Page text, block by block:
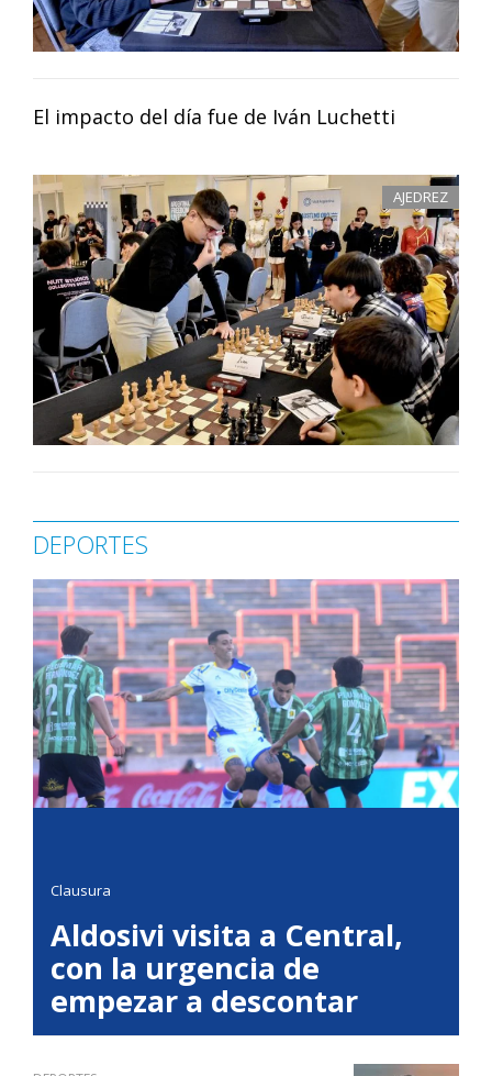
El impacto del día fue de Iván Luchetti
AJEDREZ
DEPORTES
Clausura
Aldosivi visita a Central,
con la urgencia de
empezar a descontar